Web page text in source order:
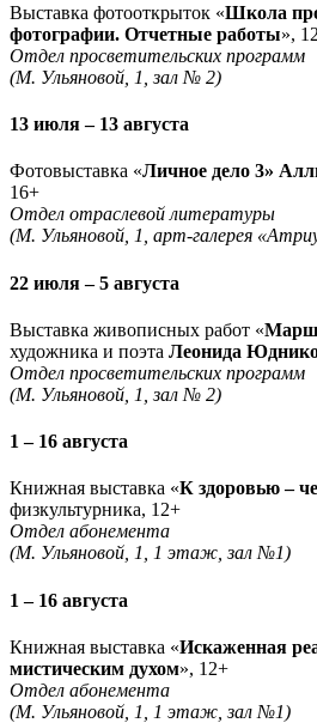
Выставка фотооткрыток «Школа
фотографии. Отчетные работы»,
Отдел просветительских программ
(М. Ульяновой, 1, зал № 2)
13 июля – 13 августа
Фотовыставка «Личное дело 3»
16+
Отдел отраслевой литературы
(М. Ульяновой, 1, арт-галерея
22 июля – 5 августа
Выставка живописных работ «
художника и поэта Леонида
Отдел просветительских программ
(М. Ульяновой, 1, зал № 2)
1 – 16 августа
Книжная выставка «К здоровью –
физкультурника, 12+
Отдел абонемента
(М. Ульяновой, 1, 1 этаж, зал №1)
1 – 16 августа
Книжная выставка «Искаженная
мистическим духом», 12+
Отдел абонемента
(М. Ульяновой, 1, 1 этаж, зал №1)